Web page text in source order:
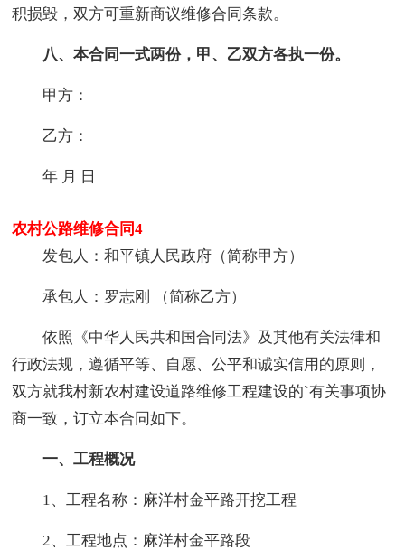
积损毁，双方可重新商议维修合同条款。
八、本合同一式两份，甲、乙双方各执一份。
甲方：
乙方：
年 月 日
农村公路维修合同4
发包人：和平镇人民政府（简称甲方）
承包人：罗志刚 （简称乙方）
依照《中华人民共和国合同法》及其他有关法律和
行政法规，遵循平等、自愿、公平和诚实信用的原则，
双方就我村新农村建设道路维修工程建设的`有关事项协
商一致，订立本合同如下。
一、工程概况
1、工程名称：麻洋村金平路开挖工程
2、工程地点：麻洋村金平路段